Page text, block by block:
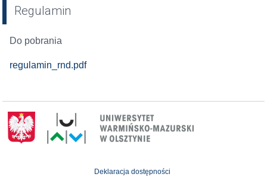
Regulamin
Do pobrania
regulamin_rnd.pdf
Deklaracja dostępności